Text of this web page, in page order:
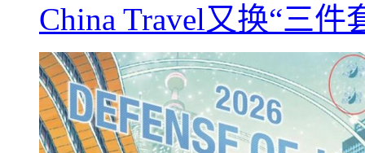
China Travel又换“三